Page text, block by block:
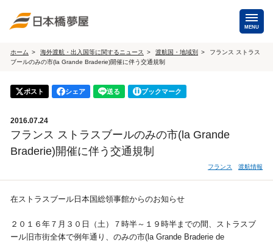
MENU
海外手配
海外航空券
商用・就労ビザ
ホテル・専用車・
通訳・ガイド
保険・Wi-Fiレンタル
海外手配トップ
国内手配
航空券 ホテル・会議室
ホーム 海外渡航・出入国等に関するニュース 渡航国・地域別
フランス ストラス
ブールのみの市(la Grande Braderie)開催に伴う交通規制
ポスト シェア 送る ブックマーク
2016.07.24
フランス ストラスブールのみの市(la Grande
Braderie)開催に伴う交通規制
フランス 渡航情報
在ストラスブール日本国総領事館からのお知らせ
２０１６年７月３０日（土）７時半～１９時半までの間、ストラスブ
ール旧市街全体で例年通り、のみの市(la Grande Braderie de